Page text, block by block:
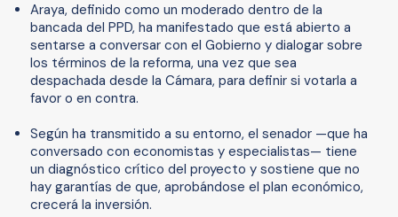
Araya, definido como un moderado dentro de la
bancada del PPD, ha manifestado que está abierto a
sentarse a conversar con el Gobierno y dialogar sobre
los términos de la reforma, una vez que sea
despachada desde la Cámara, para definir si votarla a
favor o en contra.
Según ha transmitido a su entorno, el senador —que ha
conversado con economistas y especialistas— tiene
un diagnóstico crítico del proyecto y sostiene que no
hay garantías de que, aprobándose el plan económico,
crecerá la inversión.